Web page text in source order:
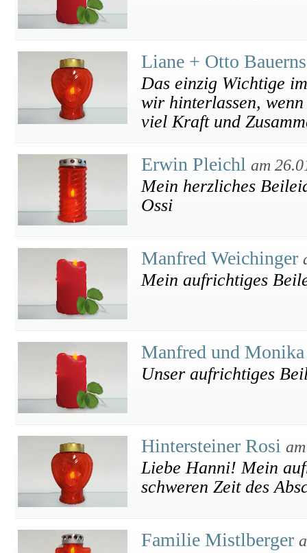
Liane + Otto
Das einzig Wichtige
wir hinterlassen,
viel Kraft und
Erwin Pleichl am
Mein herzliches
Ossi
Manfred Weichinger
Mein aufrichtiges
Manfred und
Unser aufrichtiges
Hintersteiner Rosi
Liebe Hanni! Mein
schweren Zeit des
Familie Mistlberger